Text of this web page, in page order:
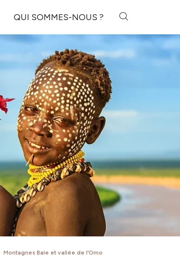
QUI SOMMES-NOUS ?
Montagnes Bale et vallée de l’Omo